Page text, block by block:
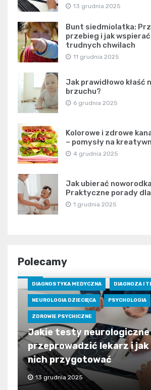
13 grudnia 2025
Bunt siedmiolatka:
przebieg i jak
trudnych chwilach
11 grudnia 2025
Jak prawidłowo kłaść
brzuchu?
6 grudnia 2025
Kolorowe i zdrowe
– pomysły na
4 grudnia 2025
Jak ubierać
Praktyczne porady
1 grudnia 2025
Polecamy
DIAGNOSTYKA MEDYCZNA DIAGNOZA I
NEUROLOGIA DZIECIĘCA PSYCHOLOGIA
ZDROWIE PSYCHICZNE
Jakie testy neurologiczne
przeprowadzić lekarz i jak
nich przygotować
13 grudnia 2025